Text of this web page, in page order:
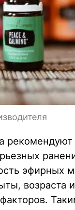
эфирных
возраста